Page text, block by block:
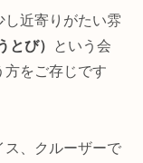
し近寄りがたい雰
とび）
という会
方をご存じです
ス、クルーザーで